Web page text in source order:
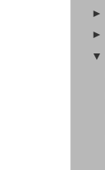
►
►
▼